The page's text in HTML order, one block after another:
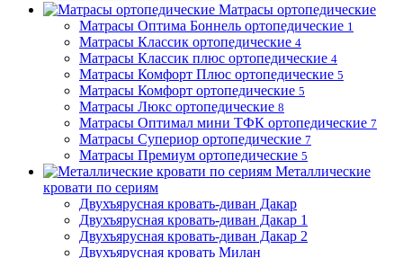
Матрасы ортопедические
Матрасы Оптима Боннель ортопедические 1
Матрасы Классик ортопедические 4
Матрасы Классик плюс ортопедические 4
Матрасы Комфорт Плюс ортопедические 5
Матрасы Комфорт ортопедические 5
Матрасы Люкс ортопедические 8
Матрасы Оптимал мини ТФК ортопедические 7
Матрасы Супериор ортопедические 7
Матрасы Премиум ортопедические 5
Металлические
кровати по сериям
Двухъярусная кровать-диван Дакар
Двухъярусная кровать-диван Дакар 1
Двухъярусная кровать-диван Дакар 2
Двухъярусная кровать Милан